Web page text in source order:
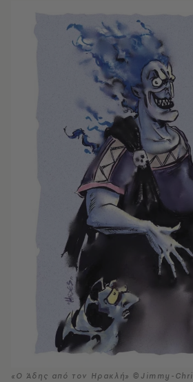
«Ο Άδης από τον Ηρακλή» ©Jimmy-